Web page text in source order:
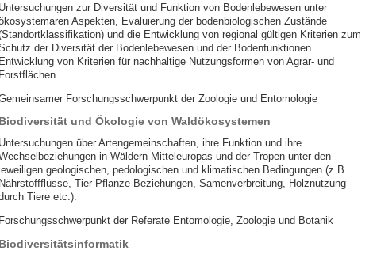
Untersuchungen zur Diversität und Funktion von Bodenlebewesen unter
Aspekten, Evaluierung der bodenbiologischen Zustände
und die Entwicklung von regional gültigen Kriterien zum
der Diversität der Bodenlebewesen und der Bodenfunktionen.
Entwicklung von Kriterien für nachhaltige Nutzungsformen von Agrar- und
Forstflächen.
Forschungsschwerpunkt der Zoologie und Entomologie
Biodiversität und Ökologie von Waldökosystemen
Untersuchungen über Artengemeinschaften, ihre Funktion und ihre
in Wäldern Mitteleuropas und der Tropen unter den
geologischen, pedologischen und klimatischen Bedingungen (z.B.
Nährstoffflüsse, Tier-Pflanze-Beziehungen, Samenverbreitung, Holznutzung
Tiere etc.).
Forschungsschwerpunkt der Referate Entomologie, Zoologie und Botanik
Biodiversitätsinformatik